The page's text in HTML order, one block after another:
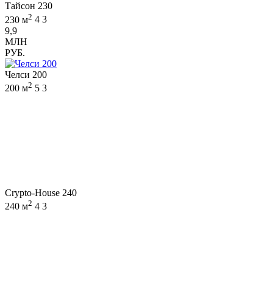
Тайсон 230
230 м2 4 3
9,9
МЛН
РУБ.
Челси 200
200 м2 5 3
Crypto-House 240
240 м2 4 3